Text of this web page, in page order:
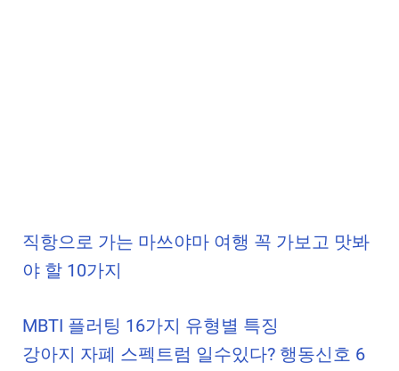
직항으로 가는 마쓰야마 여행 꼭 가보고 맛봐
야 할 10가지
MBTI 플러팅 16가지 유형별 특징
강아지 자폐 스펙트럼 일수있다? 행동신호 6